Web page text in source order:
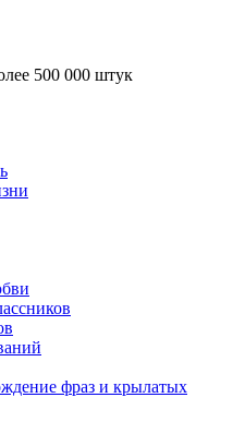
500 000 штук
фраз и крылатых